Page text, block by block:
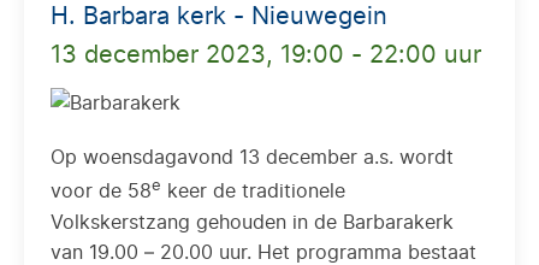
H. Barbara kerk - Nieuwegein
13 december 2023, 19:00 - 22:00 uur
Op woensdagavond 13 december a.s. wordt
voor de 58e keer de traditionele
Volkskerstzang gehouden in de Barbarakerk
van 19.00 – 20.00 uur. Het programma bestaat